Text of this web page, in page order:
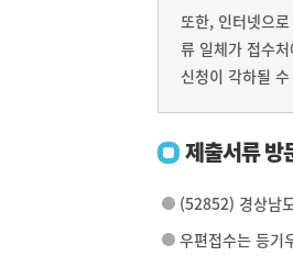
또한, 인터넷으
류 일체가 접수
신청이 각하될
제출서류 방
(52852) 경상남
우편접수는 등기